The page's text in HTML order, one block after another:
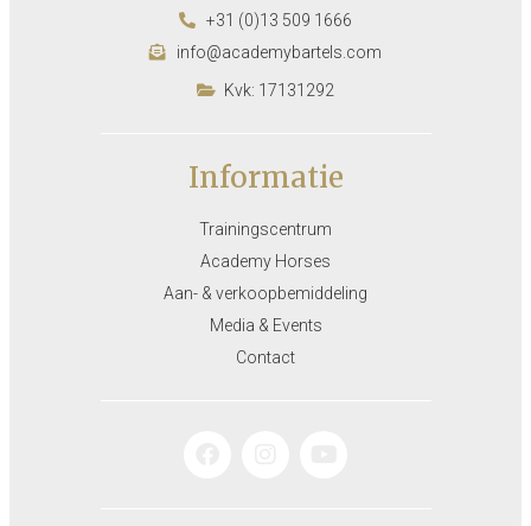
+31 (0)13 509 1666
info@academybartels.com
Kvk: 17131292
Informatie
Trainingscentrum
Academy Horses
Aan- & verkoopbemiddeling
Media & Events
Contact